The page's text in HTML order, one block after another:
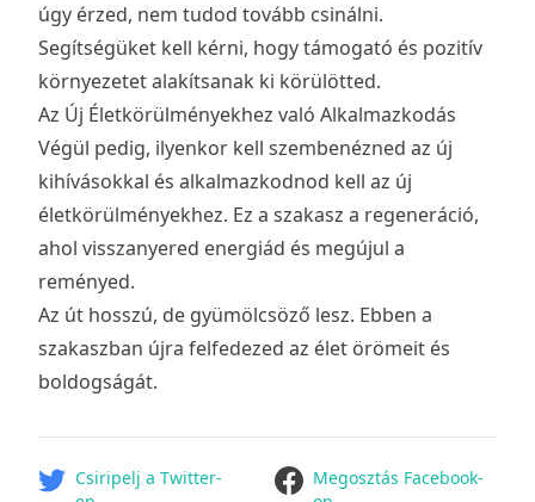
úgy érzed, nem tudod tovább csinálni.
Segítségüket kell kérni, hogy támogató és pozitív
környezetet alakítsanak ki körülötted.
Az Új Életkörülményekhez való Alkalmazkodás
Végül pedig, ilyenkor kell szembenézned az új
kihívásokkal és alkalmazkodnod kell az új
életkörülményekhez. Ez a szakasz a regeneráció,
ahol visszanyered energiád és megújul a
reményed.
Az út hosszú, de gyümölcsöző lesz. Ebben a
szakaszban újra felfedezed az élet örömeit és
boldogságát.
Csiripelj a Twitter-
facebookMegosztás Facebook-